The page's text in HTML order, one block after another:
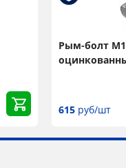
Рым-болт
615 руб/шт